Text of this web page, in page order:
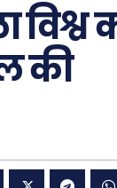
विश्व
की